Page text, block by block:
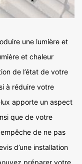
une lumière et
et chaleur
de l’état de votre
à réduire votre
apporte un aspect
que de votre
de ne pas
d’une installation
préparer votre